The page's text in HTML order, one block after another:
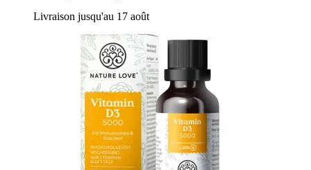
Livraison jusqu'au 17 août